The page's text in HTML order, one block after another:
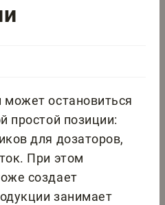
может остановиться
простой позиции:
для дозаторов,
При этом
создает
занимает